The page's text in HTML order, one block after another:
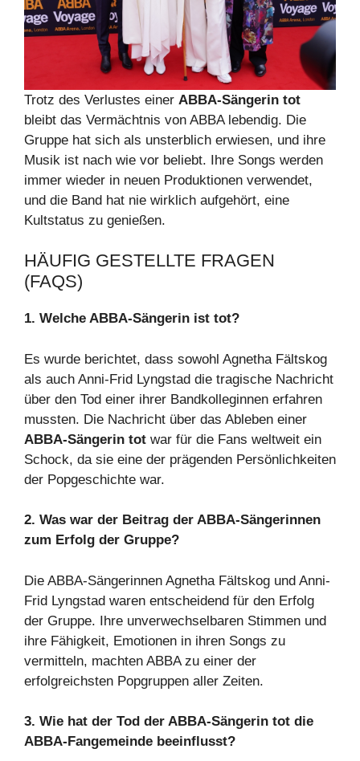
Trotz des Verlustes einer ABBA-Sängerin tot
bleibt das Vermächtnis von ABBA lebendig. Die
Gruppe hat sich als unsterblich erwiesen, und ihre
Musik ist nach wie vor beliebt. Ihre Songs werden
immer wieder in neuen Produktionen verwendet,
und die Band hat nie wirklich aufgehört, eine
Kultstatus zu genießen.
HÄUFIG GESTELLTE FRAGEN
(FAQS)
1. Welche ABBA-Sängerin ist tot?
Es wurde berichtet, dass sowohl Agnetha Fältskog
als auch Anni-Frid Lyngstad die tragische Nachricht
über den Tod einer ihrer Bandkolleginnen erfahren
mussten. Die Nachricht über das Ableben einer
ABBA-Sängerin tot war für die Fans weltweit ein
Schock, da sie eine der prägenden Persönlichkeiten
der Popgeschichte war.
2. Was war der Beitrag der ABBA-Sängerinnen
zum Erfolg der Gruppe?
Die ABBA-Sängerinnen Agnetha Fältskog und Anni-
Frid Lyngstad waren entscheidend für den Erfolg
der Gruppe. Ihre unverwechselbaren Stimmen und
ihre Fähigkeit, Emotionen in ihren Songs zu
vermitteln, machten ABBA zu einer der
erfolgreichsten Popgruppen aller Zeiten.
3. Wie hat der Tod der ABBA-Sängerin tot die
ABBA-Fangemeinde beeinflusst?